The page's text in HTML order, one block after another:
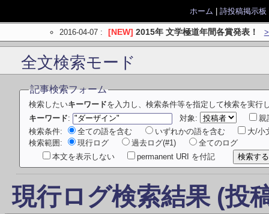
ホーム 詩投稿掲示板
2016-04-07: [NEW] 2015年 文学極道年間各賞発表！
全文検索モード
記事検索フォーム
検索したいキーワードを入力し、検索条件等を指定して検索を実行
キーワード: 対象:
親
検索条件:
全ての語を含む いずれかの語を含む
大/小
検索範囲:
現行ログ 過去ログ(#1)
全てのログ
本文を表示しない
permanent URI を付記
現行ログ検索結果 (投